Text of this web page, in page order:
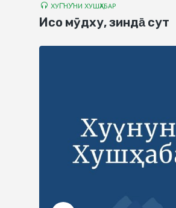
ХУГ̌НУ̊НИ ХУШҲАБАР
Исо мӯдху, зинда̄ сут